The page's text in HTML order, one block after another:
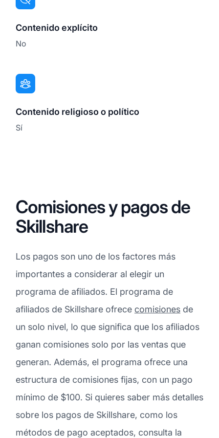
Contenido explícito
No
Contenido religioso o político
Sí
Comisiones y pagos de
Skillshare
Los pagos son uno de los factores más
importantes a considerar al elegir un
programa de afiliados. El programa de
afiliados de Skillshare ofrece comisiones de
un solo nivel, lo que significa que los afiliados
ganan comisiones solo por las ventas que
generan. Además, el programa ofrece una
estructura de comisiones fijas, con un pago
mínimo de $100. Si quieres saber más detalles
sobre los pagos de Skillshare, como los
métodos de pago aceptados, consulta la